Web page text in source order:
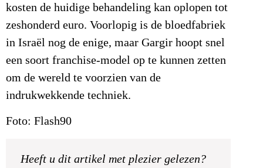
kosten de huidige behandeling kan oplopen tot
zeshonderd euro. Voorlopig is de bloedfabriek
in Israël nog de enige, maar Gargir hoopt snel
een soort franchise-model op te kunnen zetten
om de wereld te voorzien van de
indrukwekkende techniek.
Foto: Flash90
Heeft u dit artikel met plezier gelezen?